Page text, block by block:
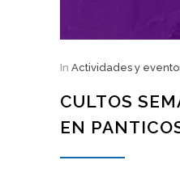
In Actividades y
CULTOS
EN